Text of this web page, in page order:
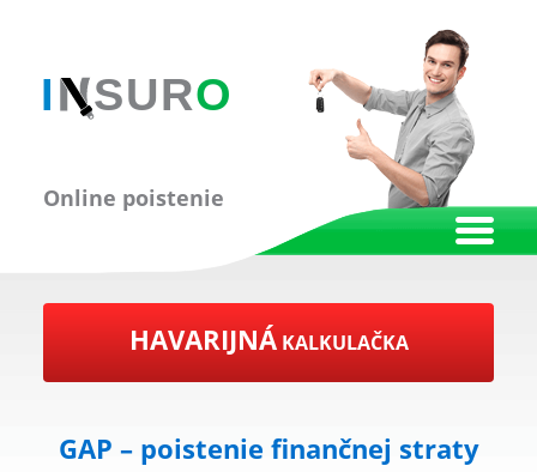
Online poistenie
HAVARIJNÁKALKULAČKA
GAP – poistenie finančnej straty